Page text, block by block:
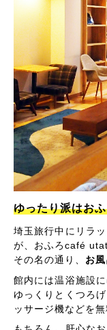
ゆったり派はお
埼玉旅行中にリラ
が、おふろcafé
その名の通り、 お
館内には温浴施設
ゆっくりとくつろ
ッサージ機などを